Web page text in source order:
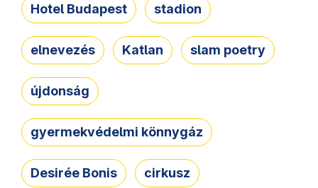
Hotel Budapest stadion
elnevezés Katlan slam poetry
újdonság
gyermekvédelmi könnygáz
Desirée Bonis cirkusz